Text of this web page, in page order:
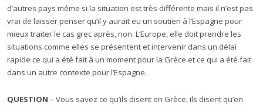
d’autres pays même si la situation est très différente mais il n’est pas
vrai de laisser penser qu’il y aurait eu un soutien à l’Espagne pour
mieux traiter le cas grec après, non. L’Europe, elle doit prendre les
situations comme elles se présentent et intervenir dans un délai
rapide ce qui a été fait à un moment pour la Grèce et ce qui a été fait
dans un autre contexte pour l’Espagne.
QUESTION – Vous savez ce qu’ils disent en Grèce, ils disent qu’en